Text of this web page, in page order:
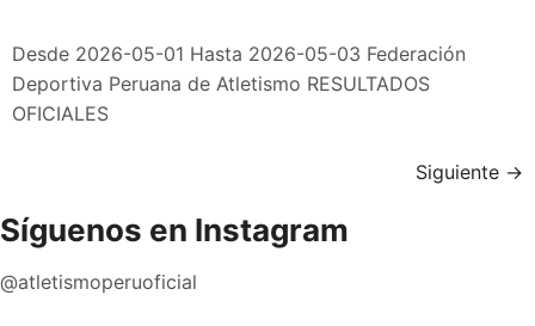
Desde 2026-05-01 Hasta 2026-05-03 Federación
Deportiva Peruana de Atletismo RESULTADOS
OFICIALES
Siguiente →
Síguenos en Instagram
@atletismoperuoficial